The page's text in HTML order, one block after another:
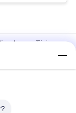
Avrupa Tipi
ip kaldırıcı
ton Elektrikli